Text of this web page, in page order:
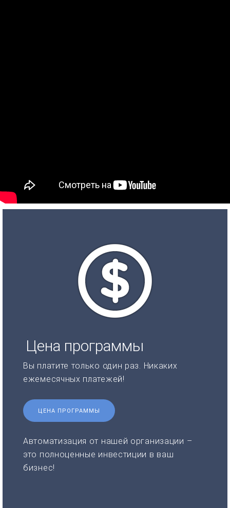
Цена программы
Вы платите только один раз. Никаких
ежемесячных платежей!
ЦЕНА ПРОГРАММЫ
Автоматизация от нашей организации –
это полноценные инвестиции в ваш
бизнес!